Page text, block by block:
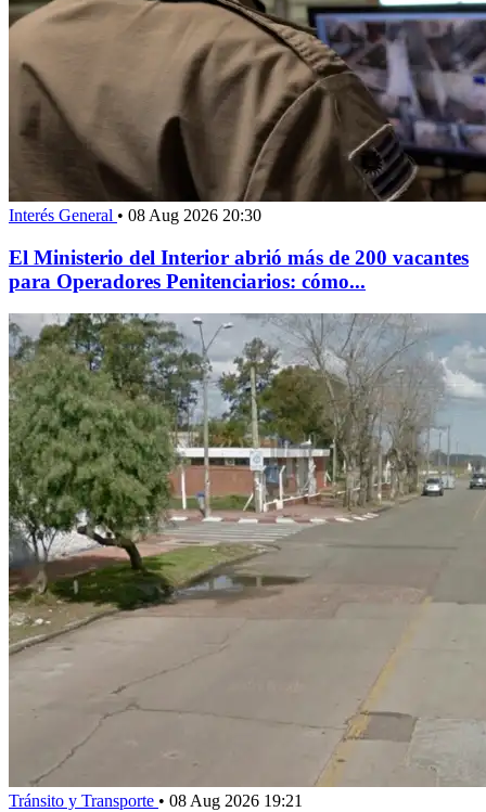
Interés General • 08 Aug 2026 20:30
El Ministerio del Interior abrió más de 200 vacantes
para Operadores Penitenciarios: cómo...
Tránsito y Transporte • 08 Aug 2026 19:21